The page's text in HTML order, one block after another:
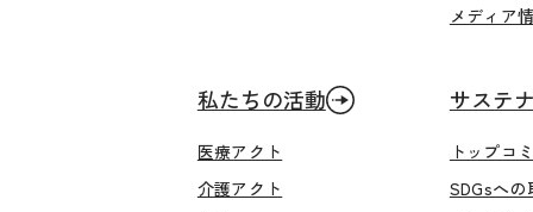
私たちの活動
医療アクト
介護アクト
メディア
サステ
トップコ
SDGsへの